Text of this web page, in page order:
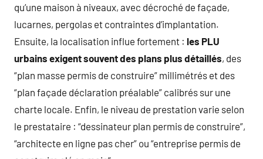
qu’une maison à niveaux, avec décroché de façade,
lucarnes, pergolas et contraintes d’implantation.
Ensuite, la localisation influe fortement : les PLU
urbains exigent souvent des plans plus détaillés, des
“plan masse permis de construire” millimétrés et des
“plan façade déclaration préalable” calibrés sur une
charte locale. Enfin, le niveau de prestation varie selon
le prestataire : “dessinateur plan permis de construire”,
“architecte en ligne pas cher” ou “entreprise permis de